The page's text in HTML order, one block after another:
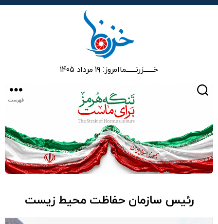
خـــــــزرنـــــــماامروز: ۱۹ مرداد ۱۴۰۵
فهرست
رئیس سازمان حفاظت محیط‌ زیست